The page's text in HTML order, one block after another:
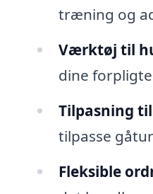
træning og
Værktøj til
dine
Tilpasning
tilpasse
Fleksible